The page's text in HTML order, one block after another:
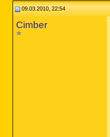
09.03.2010, 22:54
Cimber